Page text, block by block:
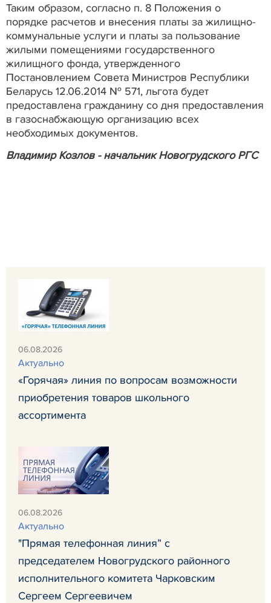
Таким образом, cогласно п. 8 Положения о
порядке расчетов и внесения платы за жилищно-
коммунальные услуги и платы за пользование
жилыми помещениями государственного
жилищного фонда, утвержденного
Постановлением Совета Министров Республики
Беларусь 12.06.2014 № 571, льгота будет
предоставлена гражданину со дня предоставления
в газоснабжающую организацию всех
необходимых документов.
Владимир Козлов - начальник Новогрудского РГС
06.08.2026
Актуально
«Горячая» линия по вопросам возможности
приобретения товаров школьного
ассортимента
06.08.2026
Актуально
"Прямая телефонная линия” с
председателем Новогрудского районного
исполнительного комитета Чарковским
Сергеем Сергеевичем